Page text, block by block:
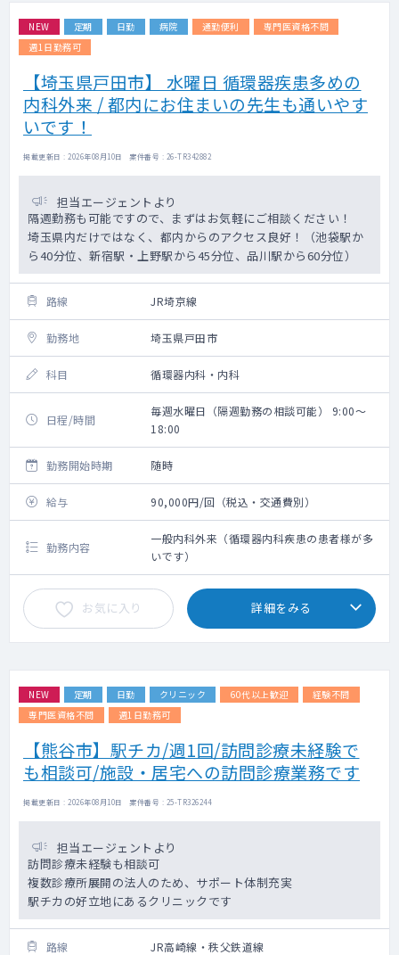
NEW 定期 日勤 病院 通勤便利
専門医資格不問
週1日勤務可
【埼玉県戸田市】 水曜日 循環器疾患多めの
内科外来 / 都内にお住まいの先生も通いやす
いです！
掲載更新日 : 2026年08月10日 案件番号 : 26-TR342882
担当エージェントより
隔週勤務も可能ですので、まずはお気軽にご相談ください！
埼玉県内だけではなく、都内からのアクセス良好！（池袋駅か
ら40分位、新宿駅・上野駅から45分位、品川駅から60分位）
路線 JR埼京線
勤務地 埼玉県戸田市
科目 循環器内科・内科
日程/時間
毎週水曜日（隔週勤務の相談可能） 9:00～
18:00
勤務開始時期 随時
給与 90,000円/回（税込・交通費別）
勤務内容
一般内科外来（循環器内科疾患の患者様が多
いです）
お気に入り 詳細をみる
NEW 定期 日勤 クリニック 60代以上歓迎
経験不問
専門医資格不問
週1日勤務可
【熊谷市】駅チカ/週1回/訪問診療未経験で
も相談可/施設・居宅への訪問診療業務です
掲載更新日 : 2026年08月10日 案件番号 : 25-TR326244
担当エージェントより
訪問診療未経験も相談可
複数診療所展開の法人のため、サポート体制充実
駅チカの好立地にあるクリニックです
路線 JR高崎線・秩父鉄道線